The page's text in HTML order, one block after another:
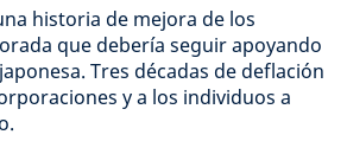
historia de mejora de los
que debería seguir apoyando
Tres décadas de deflación
y a los individuos a